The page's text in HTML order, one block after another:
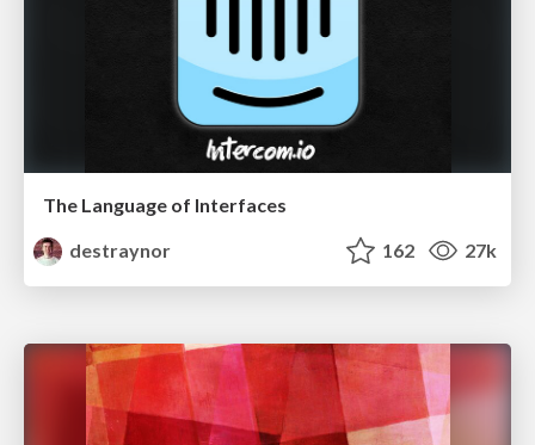
The Language of Interfaces
destraynor
162 27k